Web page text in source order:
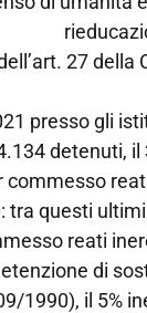
27
presso gli
detenuti, il
commesso
tra questi
reati
di
1990), il 5%